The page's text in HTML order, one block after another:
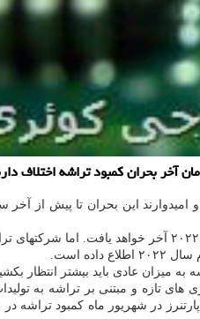
آخر بحران کمبود تراشه اختلاف
است.
میزان عادی باید بیشتر انتظار
تازه و مبتنی بر تراشه به